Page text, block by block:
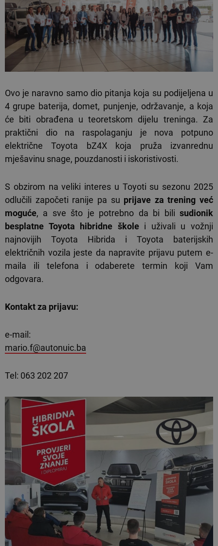
Ovo je naravno samo dio pitanja koja su podijeljena u
4 grupe baterija, domet, punjenje, održavanje, a koja
će biti obrađena u teoretskom dijelu treninga. Za
praktični dio na raspolaganju je nova potpuno
električne Toyota bZ4X koja pruža izvanrednu
mješavinu snage, pouzdanosti i iskoristivosti.
S obzirom na veliki interes u Toyoti su sezonu 2025
odlučili započeti ranije pa su prijave za trening već
moguće, a sve što je potrebno da bi bili sudionik
besplatne Toyota hibridne školei uživali u vožnji
najnovijih Toyota Hibrida i Toyota baterijskih
električnih vozila jeste da napravite prijavu putem e-
maila ili telefona i odaberete termin koji Vam
odgovara.
Kontakt za prijavu:
e-mail:
mario.f@autonuic.ba
Tel: 063 202 207